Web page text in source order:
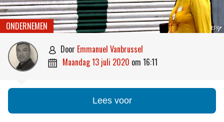
EPA
ONDERNEMEN
 door Emmanuel Vanbrussel
 maandag 13 juli 2020 om 16:11
Lees voor